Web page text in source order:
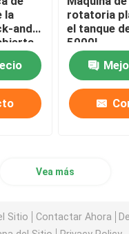
la
and-
tanque
rotatoria
el tanque
5000L
Vea más
Sitio Contactar Ahora